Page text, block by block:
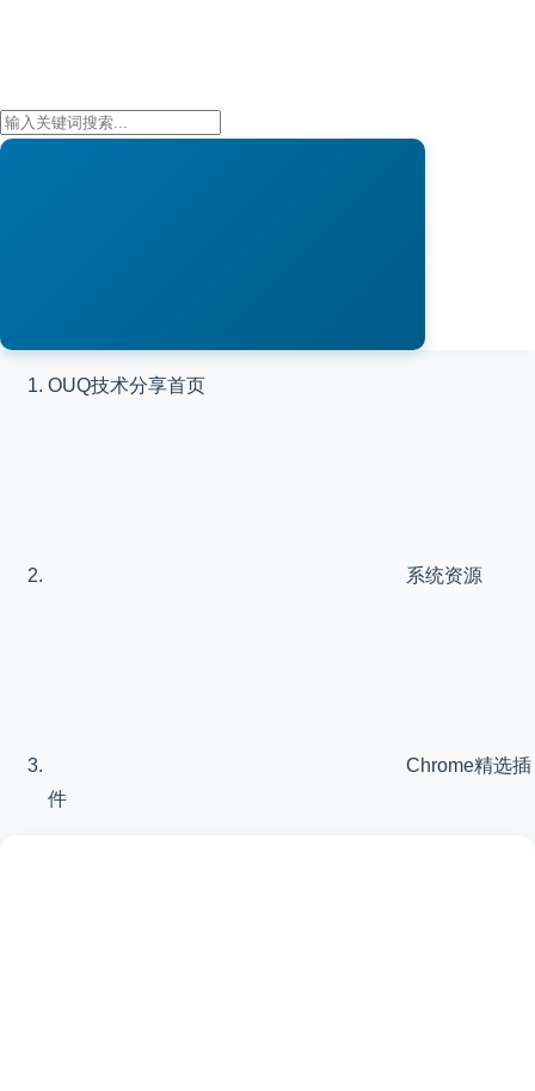
OUQ技术分享首页
系统资源
Chrome精选插
件